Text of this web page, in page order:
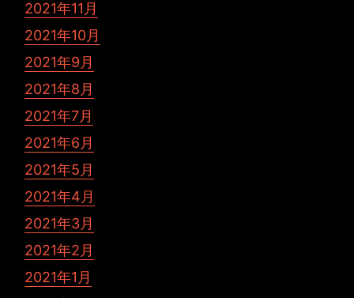
2021年11月
2021年10月
2021年9月
2021年8月
2021年7月
2021年6月
2021年5月
2021年4月
2021年3月
2021年2月
2021年1月